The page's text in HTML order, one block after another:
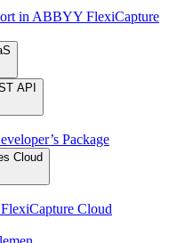
in ABBYY FlexiCapture
API
Package
Cloud
Cloud